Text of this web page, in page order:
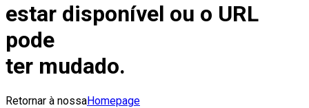
estar disponível ou o URL
pode
ter mudado.
Retornar à nossaHomepage